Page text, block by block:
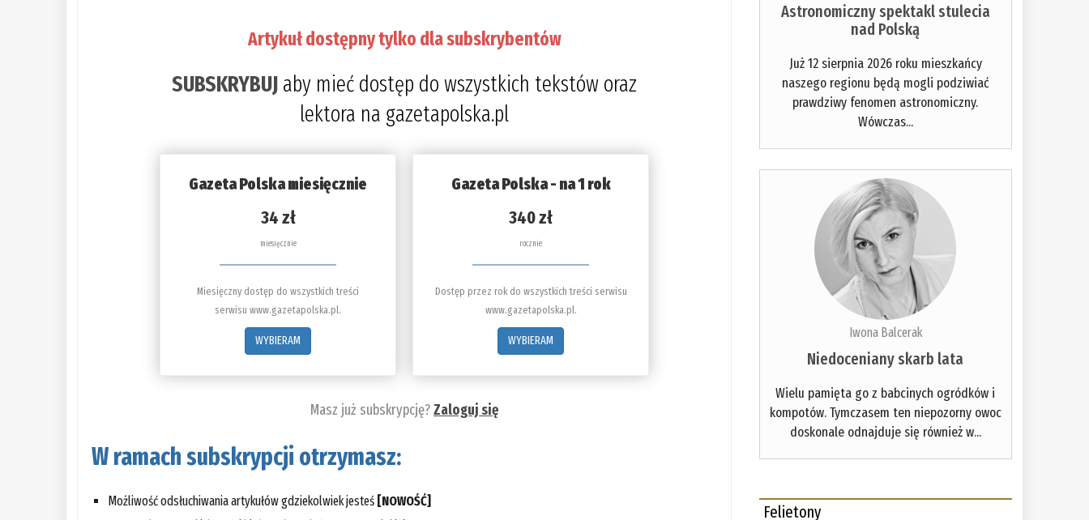
Artykuł dostępny tylko dla subskrybentów
SUBSKRYBUJ aby mieć dostęp do wszystkich tekstów oraz
lektora na gazetapolska.pl
Gazeta Polska miesięcznie
34 zł
miesięcznie
Miesięczny dostęp do wszystkich treści
serwisu www.gazetapolska.pl.
WYBIERAM
Gazeta Polska - na 1 rok
340 zł
rocznie
Dostęp przez rok do wszystkich treści serwisu
www.gazetapolska.pl.
WYBIERAM
Masz już subskrypcję?Zaloguj się
W ramach subskrypcji otrzymasz:
Możliwość odsłuchiwania artykułów gdziekolwiek jesteś [NOWOŚĆ]
Astronomiczny spektakl stulecia
nad Polską
Już 12 sierpnia 2026 roku mieszkańcy
naszego regionu będą mogli podziwiać
prawdziwy fenomen astronomiczny.
Wówczas...
Iwona Balcerak
Niedoceniany skarb lata
Wielu pamięta go z babcinych ogródków i
kompotów. Tymczasem ten niepozorny owoc
doskonale odnajduje się również w...
Felietony